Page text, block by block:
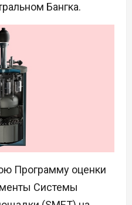
Бангка.
Программу оценки
Системы